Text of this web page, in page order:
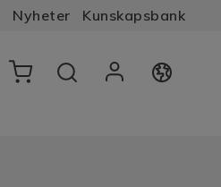
Nyheter Kunskapsbank